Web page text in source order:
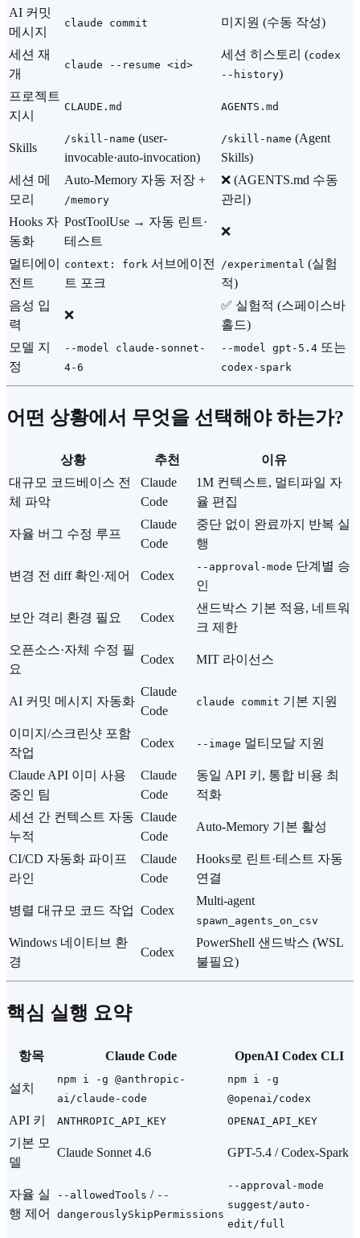
AI 커밋
메시지
claude commit 미지원 (수동 작성)
세션 재
개
claude --resume <id>
세션 히스토리 (codex
--history)
프로젝트
지시
CLAUDE.md AGENTS.md
Skills
/skill-name (user-
invocable·auto-invocation)
/skill-name (Agent
Skills)
세션 메
모리
Auto-Memory 자동 저장 +
/memory
❌ (AGENTS.md 수동
관리)
Hooks 자
동화
PostToolUse → 자동 린트·
테스트
❌
멀티에이
전트
context: fork 서브에이전
트 포크
/experimental (실험
적)
음성 입
력
❌
✅ 실험적 (스페이스바
홀드)
모델 지
정
--model claude-sonnet-
4-6
--model gpt-5.4 또는
codex-spark
어떤 상황에서 무엇을 선택해야 하는가?
상황 추천
이유
대규모 코드베이스 전
체 파악
Claude
Code
1M 컨텍스트, 멀티파일 자
율 편집
자율 버그 수정 루프
Claude
Code
중단 없이 완료까지 반복 실
행
변경 전 diff 확인·제어 Codex
--approval-mode 단계별 승
인
보안 격리 환경 필요 Codex
샌드박스 기본 적용, 네트워
크 제한
오픈소스·자체 수정 필
요
Codex MIT 라이선스
AI 커밋 메시지 자동화
Claude
Code
claude commit 기본 지원
이미지/스크린샷 포함
작업
Codex --image 멀티모달 지원
Claude API 이미 사용
중인 팀
Claude
Code
동일 API 키, 통합 비용 최
적화
세션 간 컨텍스트 자동
누적
Claude
Code
Auto-Memory 기본 활성
CI/CD 자동화 파이프
라인
Claude
Code
Hooks로 린트·테스트 자동
연결
병렬 대규모 코드 작업 Codex
Multi-agent
spawn_agents_on_csv
Windows 네이티브 환
경
Codex
PowerShell 샌드박스 (WSL
불필요)
핵심 실행 요약
항목 Claude Code OpenAI Codex CLI
설치
npm i -g @anthropic-
ai/claude-code
npm i -g
@openai/codex
API 키 ANTHROPIC_API_KEY OPENAI_API_KEY
기본 모
델
Claude Sonnet 4.6 GPT-5.4 / Codex-Spark
자율 실
행 제어
--allowedTools / --
dangerouslySkipPermissions
--approval-mode
suggest/auto-
edit/full